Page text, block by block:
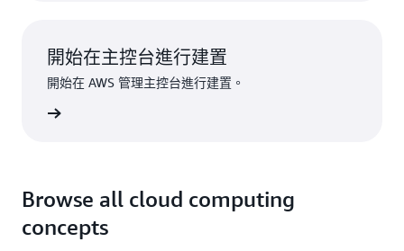
開始在主控台進行建置
開始在 AWS 管理主控台進行建置。
Browse all cloud computing
concepts